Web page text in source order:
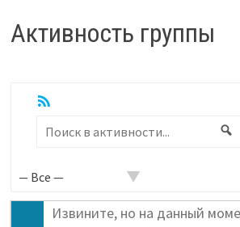
Активность группы
RSS
Поиск
активности...
Извините, но на данный